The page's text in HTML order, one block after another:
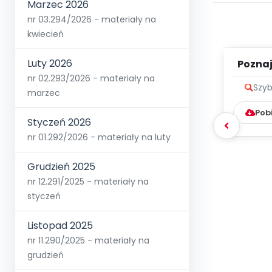
Marzec 2026
nr 03.294/2026 - materiały na
kwiecień
Luty 2026
nr 02.293/2026 - materiały na
marzec
Styczeń 2026
nr 01.292/2026 - materiały na luty
Grudzień 2025
nr 12.291/2025 - materiały na
styczeń
Listopad 2025
nr 11.290/2025 - materiały na
grudzień